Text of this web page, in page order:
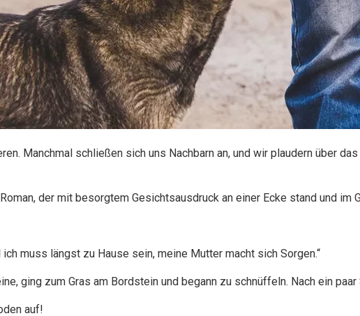
Manchmal schließen sich uns Nachbarn an, und wir plaudern über
der mit besorgtem Gesichtsausdruck an einer Ecke stand und im
muss längst zu Hause sein, meine Mutter macht sich Sorgen.“
ging zum Gras am Bordstein und begann zu schnüffeln. Nach ein
auf!